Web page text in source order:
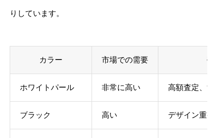
りしています。
カラー 市場での需要 売
ホワイトパール 非常に高い 高額査定、す
ブラック 高い デザイン重視